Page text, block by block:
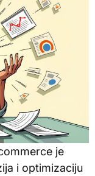
je
i optimizaciju